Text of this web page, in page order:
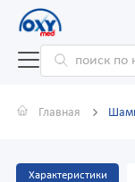
Главная
Характеристики